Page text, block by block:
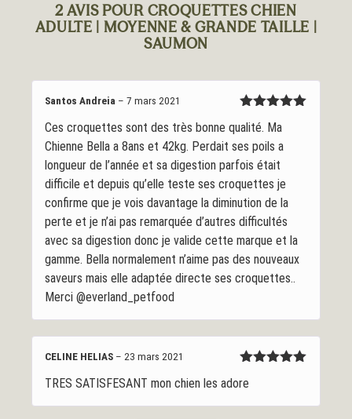
2 AVIS POUR CROQUETTES CHIEN
ADULTE | MOYENNE & GRANDE TAILLE |
SAUMON
5
Santos Andreia – 7 mars 2021
Ces croquettes sont des très bonne qualité. Ma
Chienne Bella a 8ans et 42kg. Perdait ses poils a
longueur de l’année et sa digestion parfois était
difficile et depuis qu’elle teste ses croquettes je
confirme que je vois davantage la diminution de la
perte et je n’ai pas remarquée d’autres difficultés
avec sa digestion donc je valide cette marque et la
gamme. Bella normalement n’aime pas des nouveaux
saveurs mais elle adaptée directe ses croquettes..
Merci @everland_petfood
5
CELINE HELIAS – 23 mars 2021
TRES SATISFESANT mon chien les adore